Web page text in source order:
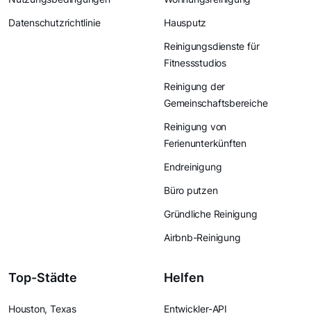
Datenschutzrichtlinie
Hausputz
Reinigungsdienste für
Fitnessstudios
Reinigung der
Gemeinschaftsbereiche
Reinigung von
Ferienunterkünften
Endreinigung
Büro putzen
Gründliche Reinigung
Airbnb-Reinigung
Top-Städte
Houston, Texas
Helfen
Entwickler-API